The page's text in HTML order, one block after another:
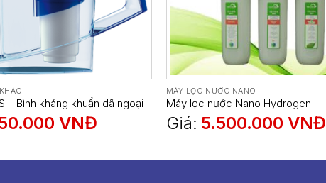
– Bình kháng khuẩn dã ngoại
VNĐ
MÁY LỌC NƯỚC NANO
Máy lọc nước Nano Hydrogen
Giá: 5.500.000 VNĐ